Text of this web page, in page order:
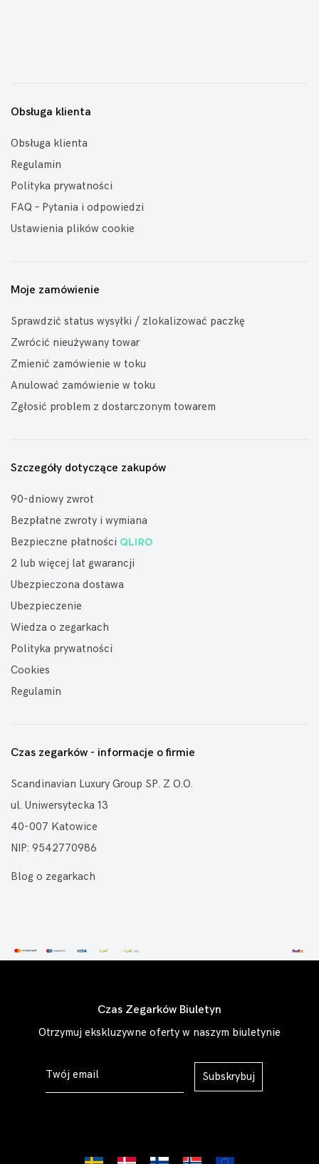
Obsługa klienta
Obsługa klienta
Regulamin
Polityka prywatności
FAQ – Pytania i odpowiedzi
Ustawienia plików cookie
Moje zamówienie
Sprawdzić status wysyłki / zlokalizować paczkę
Zwrócić nieużywany towar
Zmienić zamówienie w toku
Anulować zamówienie w toku
Zgłosić problem z dostarczonym towarem
Szczegóły dotyczące zakupów
90-dniowy zwrot
Bezpłatne zwroty i wymiana
Bezpieczne płatności
2 lub więcej lat gwarancji
Ubezpieczona dostawa
Ubezpieczenie
Wiedza o zegarkach
Polityka prywatności
Cookies
Regulamin
Czas zegarków - informacje o firmie
Scandinavian Luxury Group SP. Z O.O.
ul. Uniwersytecka 13
40-007 Katowice
NIP: 9542770986
Blog o zegarkach
Czas Zegarków Biuletyn
Otrzymuj ekskluzywne oferty w naszym biuletynie
Subskrybuj